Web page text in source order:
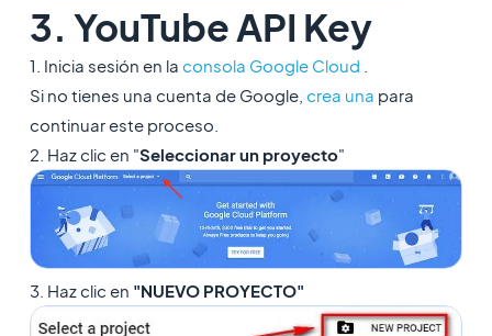
3. YouTube API Key
1. Inicia sesión en la consola Google Cloud
Si no tienes una cuenta de Google, crea una para
continuar este proceso.
2. Haz clic en "Seleccionar un proyecto"
3. Haz clic en "NUEVO PROYECTO"